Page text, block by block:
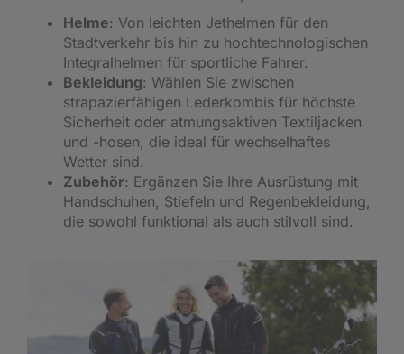
Helme: Von leichten Jethelmen für den
Stadtverkehr bis hin zu hochtechnologischen
Integralhelmen für sportliche Fahrer.
Bekleidung: Wählen Sie zwischen
strapazierfähigen Lederkombis für höchste
Sicherheit oder atmungsaktiven Textiljacken
und -hosen, die ideal für wechselhaftes
Wetter sind.
Zubehör: Ergänzen Sie Ihre Ausrüstung mit
Handschuhen, Stiefeln und Regenbekleidung,
die sowohl funktional als auch stilvoll sind.